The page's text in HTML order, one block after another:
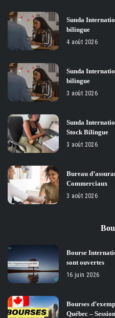
Sunda
bilingue
4 août 2026
Sunda
bilingue
3 août 2026
Sunda
Stock Bilingue
3 août 2026
Bureau
Commerciaux
3 août 2026
Bourse
sont ouvertes
16 juin 2026
Bourses
Québec –